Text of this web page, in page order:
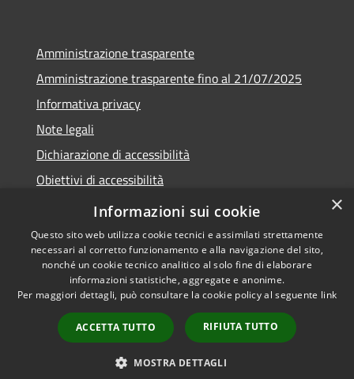
Amministrazione trasparente
Amministrazione trasparente fino al 21/07/2025
Informativa privacy
Note legali
Dichiarazione di accessibilità
Obiettivi di accessibilità
Piano di miglioramento
Accessibilità
Copyright © 2026 • Comune di
Nembro • Powered by
Municipium•
Accesso
redazione
×
Informazioni sui cookie
Questo sito web utilizza cookie tecnici e assimilati strettamente
necessari al corretto funzionamento e alla navigazione del sito,
nonché un cookie tecnico analitico al solo fine di elaborare
informazioni statistiche, aggregate e anonime.
Per maggiori dettagli, può consultare la cookie policy al seguente link
ACCETTA TUTTO RIFIUTA TUTTO
MOSTRA DETTAGLI